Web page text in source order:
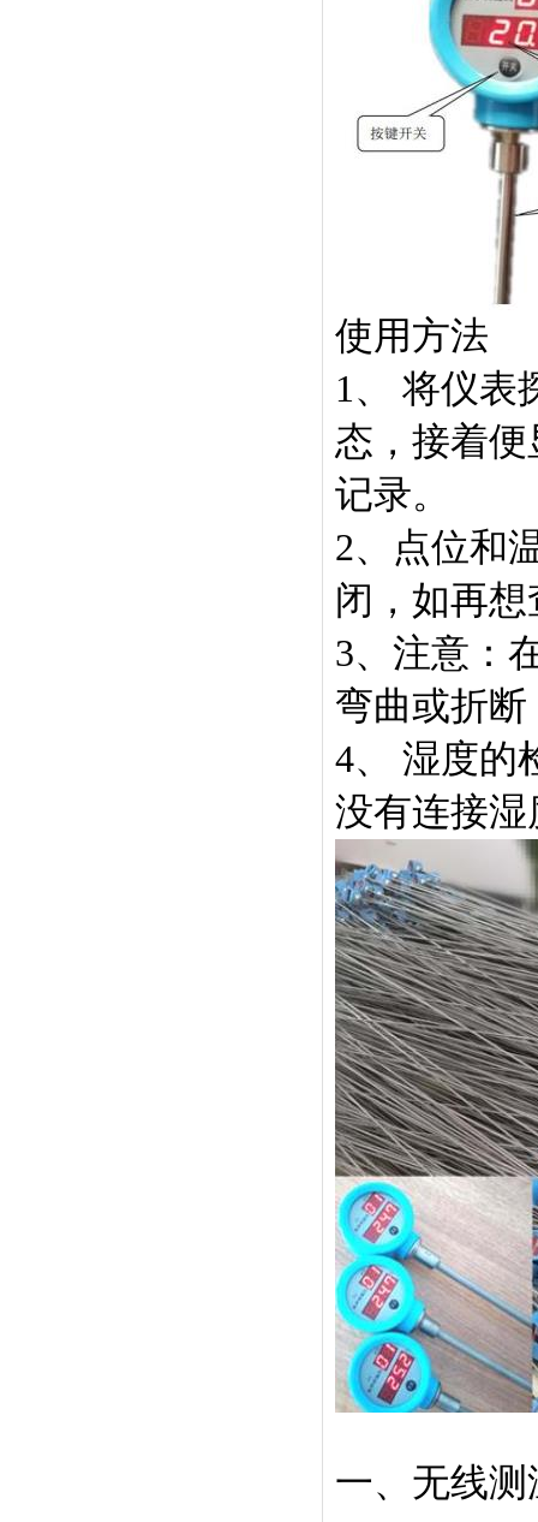
使用方法
1、 将仪表
态，接着
记录。
2、点位和
闭，如再
3、注意：
弯曲或折
4、 湿度的
没有连接湿
一、无线测